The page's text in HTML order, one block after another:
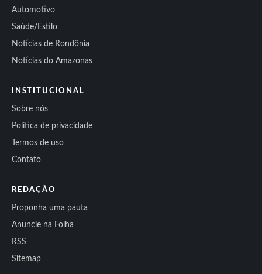
Automotivo
Saúde/Estilo
Notícias de Rondônia
Notícias do Amazonas
INSTITUCIONAL
Sobre nós
Política de privacidade
Termos de uso
Contato
REDAÇÃO
Proponha uma pauta
Anuncie na Folha
RSS
Sitemap